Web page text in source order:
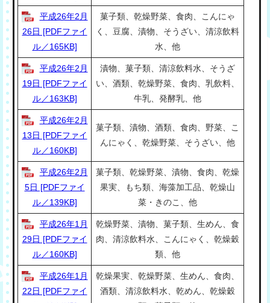
平成26年2月
26日 [PDFファイ
ル／165KB]
菓子類、乾燥野菜、食肉、こんにゃ
く、豆腐、漬物、そうざい、清涼飲料
水、他
平成26年2月
19日 [PDFファイ
ル／163KB]
漬物、菓子類、清涼飲料水、そうざ
い、酒類、乾燥野菜、食肉、乳飲料、
牛乳、発酵乳、他
平成26年2月
13日 [PDFファイ
ル／160KB]
菓子類、漬物、酒類、食肉、野菜、こ
んにゃく、乾燥野菜、そうざい、他
平成26年2月
5日 [PDFファイ
ル／139KB]
菓子類、乾燥野菜、漬物、食肉、乾燥
果実、もち類、海藻加工品、乾燥山
菜・きのこ、他
平成26年1月
29日 [PDFファイ
ル／160KB]
乾燥野菜、漬物、菓子類、生めん、食
肉、清涼飲料水、こんにゃく、乾燥穀
類、他
平成26年1月
22日 [PDFファイ
乾燥果実、乾燥野菜、生めん、食肉、
酒類、清涼飲料水、乾めん、乾燥穀